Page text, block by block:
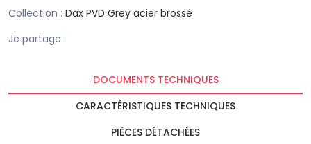
Collection : Dax PVD Grey acier brossé
Je partage :
DOCUMENTS TECHNIQUES
CARACTÉRISTIQUES TECHNIQUES
PIÈCES DÉTACHÉES